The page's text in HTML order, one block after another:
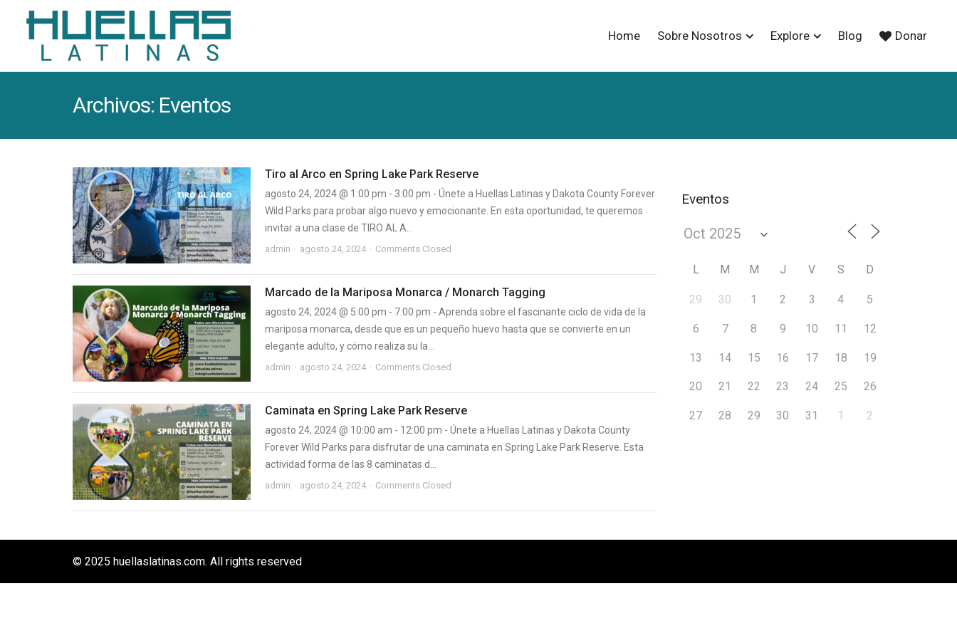
Home Sobre Nosotros Explore Blog Donar
Archivos: Eventos
Tiro al Arco en Spring Lake Park Reserve
agosto 24, 2024 @ 1:00 pm - 3:00 pm - Únete a Huellas Latinas y Dakota County Forever
Wild Parks para probar algo nuevo y emocionante. En esta oportunidad, te queremos
invitar a una clase de TIRO AL A...
admin agosto 24, 2024 Comments Closed
Marcado de la Mariposa Monarca / Monarch Tagging
agosto 24, 2024 @ 5:00 pm - 7:00 pm - Aprenda sobre el fascinante ciclo de vida de la
mariposa monarca, desde que es un pequeño huevo hasta que se convierte en un
elegante adulto, y cómo realiza su la...
admin agosto 24, 2024 Comments Closed
Caminata en Spring Lake Park Reserve
agosto 24, 2024 @ 10:00 am - 12:00 pm - Únete a Huellas Latinas y Dakota County
Forever Wild Parks para disfrutar de una caminata en Spring Lake Park Reserve. Esta
actividad forma de las 8 caminatas d...
admin agosto 24, 2024 Comments Closed
Eventos
L M M J V S D
29 30 1 2 3 4 5
6 7 8 9 10 11 12
13 14 15 16 17 18 19
20 21 22 23 24 25 26
27 28 29 30 31 1 2
© 2025 huellaslatinas.com. All rights reserved